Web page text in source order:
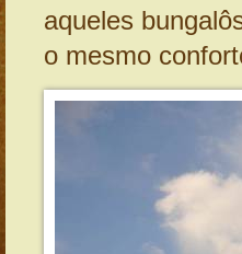
aqueles
o mesmo